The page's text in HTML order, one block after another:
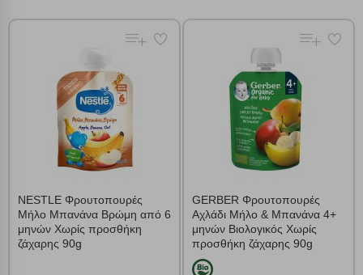
NESTLE Φρουτοπουρές
Μήλο Μπανάνα Βρώμη από 6
μηνών Χωρίς προσθήκη
ζάχαρης 90g
GERBER Φρουτοπουρές
Αχλάδι Μήλο & Μπανάνα 4+
μηνών Βιολογικός Χωρίς
προσθήκη ζάχαρης 90g